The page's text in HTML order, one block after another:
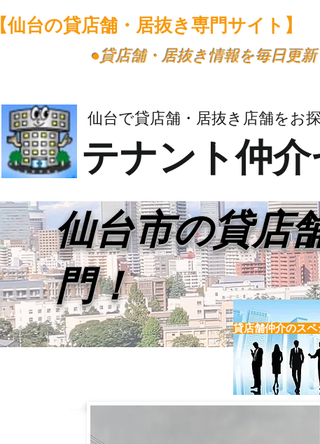
【仙台の貸店舗・居抜き専門サイト】
​●貸店舗・居抜き情報を毎日更新
仙台で貸店舗・居抜き店舗をお
テナント仲
「若林区」エリア
仙台市の貸店
門！
貸店舗仲介のスペ